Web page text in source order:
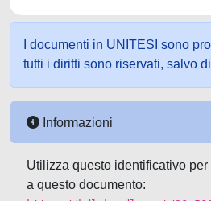
I documenti in UNITESI sono
tutti i diritti sono riservati, salvo
Informazioni
Utilizza questo identificativo
a questo documento: